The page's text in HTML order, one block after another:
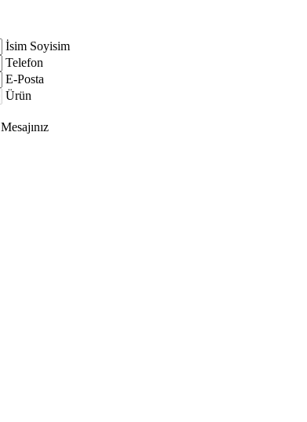
İsim Soyisim
Telefon
E-Posta
Ürün
Mesajınız